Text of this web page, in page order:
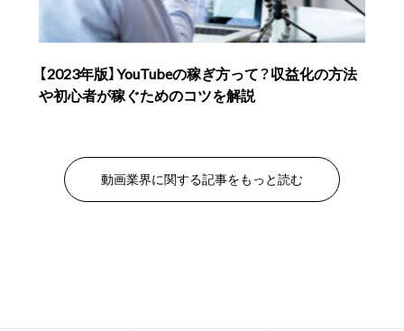
【2023年版】YouTubeの稼ぎ方って？収益化の方法
や初心者が稼ぐためのコツを解説
動画業界に関する記事をもっと読む